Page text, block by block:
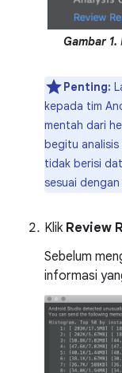
Gambar 1.
Penting:
kepada tim
mentah dari
begitu analisis
tidak berisi
sesuai dengan
Klik Review
Sebelum
informasi